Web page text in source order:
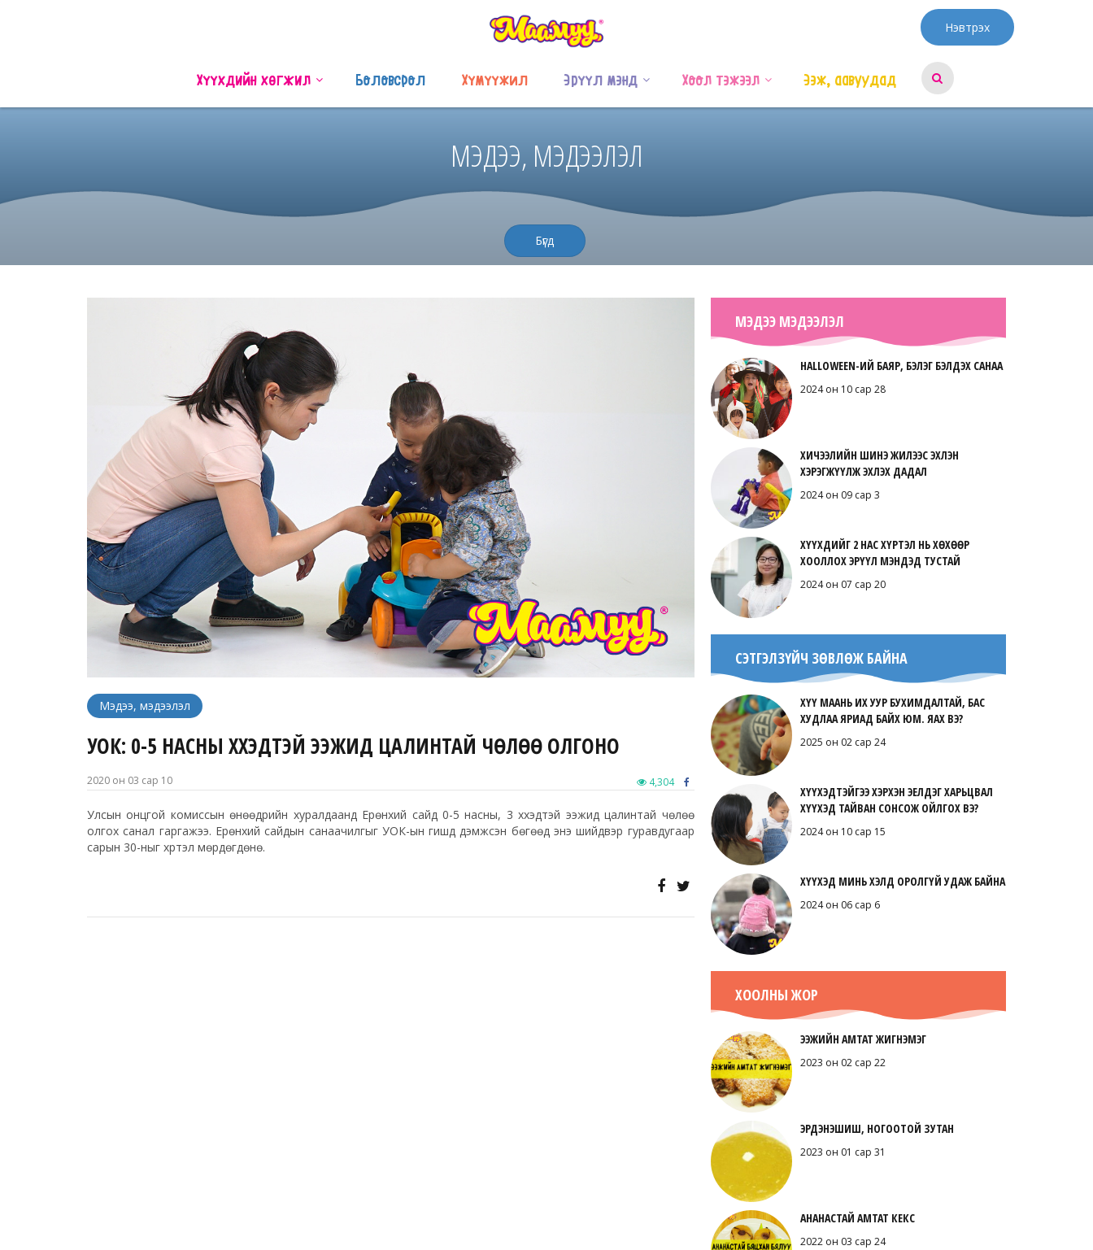
Нэвтрэх
Хүүхдийн хөгжил Боловсрол Хүмүүжил Эрүүл мэнд Хоол тэжээл Ээж, аавуудад
МЭДЭЭ, МЭДЭЭЛЭЛ
Бүгд
Мэдээ, мэдээлэл
УОК: 0-5 НАСНЫ ХҮҮХЭДТЭЙ ЭЭЖИД ЦАЛИНТАЙ ЧӨЛӨӨ ОЛГОНО
2020 он 03 сар 10 4,304
Улсын онцгой комиссын өнөөдрийн хуралдаанд Ерөнхий сайд 0-5 насны, 3 хүүхэдтэй ээжид цалинтай чөлөө
олгох санал гаргажээ. Ерөнхий сайдын санаачилгыг УОК-ын гишүүд дэмжсэн бөгөөд энэ шийдвэр гуравдугаар
сарын 30-ныг хүртэл мөрдөгдөнө.
МЭДЭЭ МЭДЭЭЛЭЛ
HALLOWEEN-ИЙ БАЯР, БЭЛЭГ БЭЛДЭХ САНАА
2024 он 10 сар 28
ХИЧЭЭЛИЙН ШИНЭ ЖИЛЭЭС ЭХЛЭН
ХЭРЭГЖҮҮЛЖ ЭХЛЭХ ДАДАЛ
2024 он 09 сар 3
ХҮҮХДИЙГ 2 НАС ХҮРТЭЛ НЬ ХӨХӨӨР
ХООЛЛОХ ЭРҮҮЛ МЭНДЭД ТУСТАЙ
2024 он 07 сар 20
СЭТГЭЛЗҮЙЧ ЗӨВЛӨЖ БАЙНА
ХҮҮ МААНЬ ИХ УУР БУХИМДАЛТАЙ, БАС
ХУДЛАА ЯРИАД БАЙХ ЮМ. ЯАХ ВЭ?
2025 он 02 сар 24
ХҮҮХЭДТЭЙГЭЭ ХЭРХЭН ЭЕЛДЭГ ХАРЬЦВАЛ
ХҮҮХЭД ТАЙВАН СОНСОЖ ОЙЛГОХ ВЭ?
2024 он 10 сар 15
ХҮҮХЭД МИНЬ ХЭЛД ОРОЛГҮЙ УДАЖ БАЙНА
2024 он 06 сар 6
ХООЛНЫ ЖОР
ЭЭЖИЙН АМТАТ ЖИГНЭМЭГ
2023 он 02 сар 22
ЭРДЭНЭШИШ, НОГООТОЙ ЗУТАН
2023 он 01 сар 31
АНАНАСТАЙ АМТАТ КЕКС
2022 он 03 сар 24